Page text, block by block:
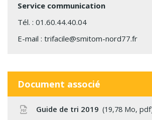
Service communication
Tél. : 01.60.44.40.04
E-mail : trifacile@smitom-nord77.fr
Document associé
Guide de tri 2019 19,78 Mo, pdf